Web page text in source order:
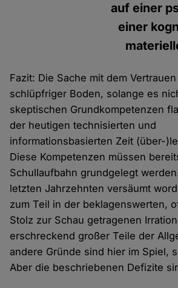
auf einer
einer
Fazit: Die Sache mit dem
schlüpfriger Boden, solange es
skeptischen Grundkompetenzen
der heutigen technisierten und
informationsbasierten Zeit (über-
Diese Kompetenzen müssen
Schullaufbahn grundgelegt
letzten Jahrzehnten versäumt
zum Teil in der beklagenswerten,
Stolz zur Schau getragenen
erschreckend großer Teile der
andere Gründe sind hier im Spiel,
Aber die beschriebenen Defizite